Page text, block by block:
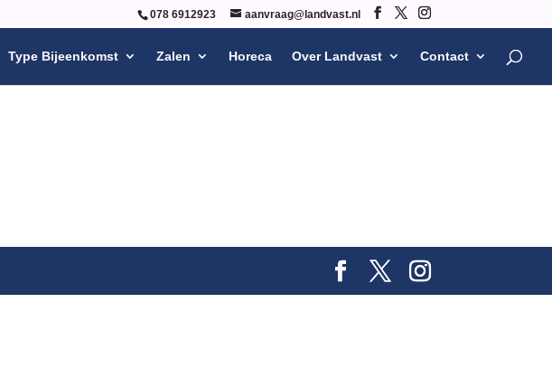
078 6912923 aanvraag@landvast.nl
Type Bijeenkomst Zalen Horeca Over Landvast Contact